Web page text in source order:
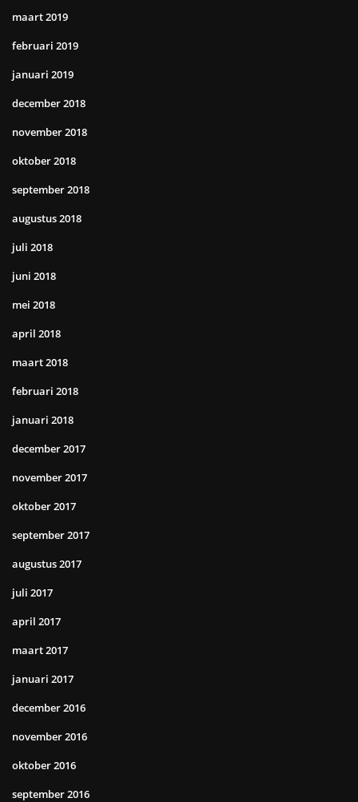
maart 2019
februari 2019
januari 2019
december 2018
november 2018
oktober 2018
september 2018
augustus 2018
juli 2018
juni 2018
mei 2018
april 2018
maart 2018
februari 2018
januari 2018
december 2017
november 2017
oktober 2017
september 2017
augustus 2017
juli 2017
april 2017
maart 2017
januari 2017
december 2016
november 2016
oktober 2016
september 2016